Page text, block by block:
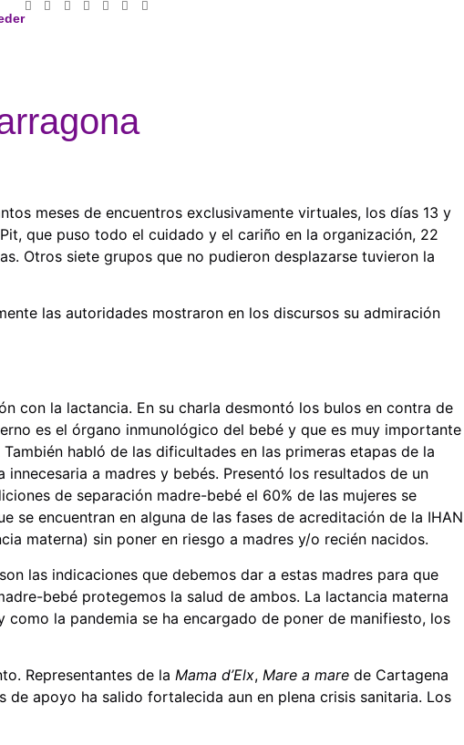
meses de encuentros exclusivamente virtuales, los días 13 y
que puso todo el cuidado y el cariño en la organización, 22
Otros siete grupos que no pudieron desplazarse tuvieron la
las autoridades mostraron en los discursos su admiración
con la lactancia. En su charla desmontó los bulos en contra de
es el órgano inmunológico del bebé y que es muy importante
habló de las dificultades en las primeras etapas de la
a madres y bebés. Presentó los resultados de un
de separación madre-bebé el 60% de las mujeres se
se encuentran en alguna de las fases de acreditación de la IHAN
materna) sin poner en riesgo a madres y/o recién nacidos.
las indicaciones que debemos dar a estas madres para que
bebé protegemos la salud de ambos. La lactancia materna
la pandemia se ha encargado de poner de manifiesto, los
Representantes de la Mama d’Elx, Mare a mare de Cartagena
apoyo ha salido fortalecida aun en plena crisis sanitaria. Los